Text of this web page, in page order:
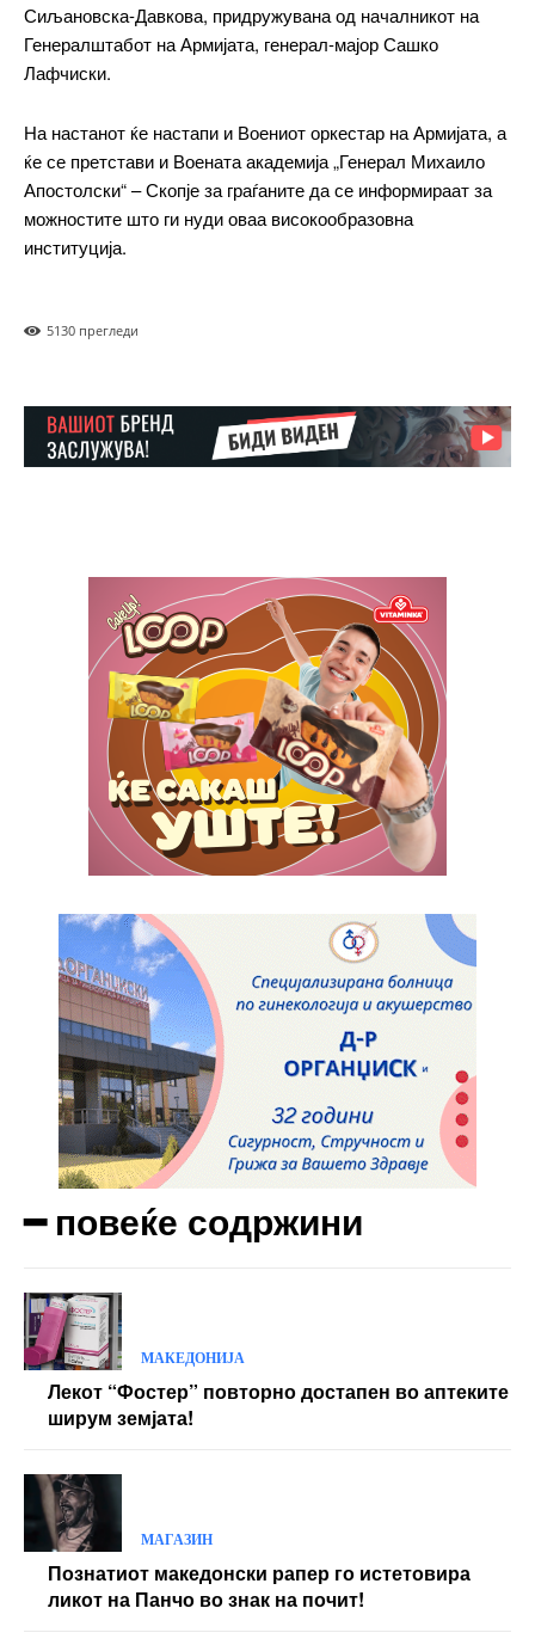
Orci varius natoque dolor
Pro
$100 / year placeholder text
Etiam est nibh, lobortis sit
Praesent euismod ac
Orci varius natoque dolor
Yearly pricing Monthly pricing
Сиљановска-Давкова, придружувана од началникот на
Генералштабот на Армијата, генерал-мајор Сашко
Лафчиски.
На настанот ќе настапи и Воениот оркестар на Армијата, а
ќе се претстави и Воената академија „Генерал Михаило
Апостолски“ – Скопје за граѓаните да се информираат за
можностите што ги нуди оваа високообразовна
институција.
5130 прегледи
━ повеќе содржини
МАКЕДОНИЈА
Лекот “Фостер” повторно достапен во аптеките
ширум земјата!
МАГАЗИН
Познатиот македонски рапер го истетовира
ликот на Панчо во знак на почит!